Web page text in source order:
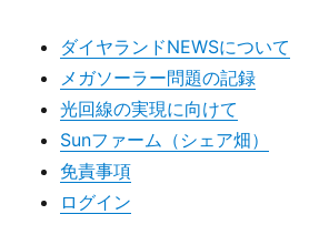
ダイヤランドNEWSについて
メガソーラー問題の記録
光回線の実現に向けて
Sunファーム（シェア畑）
免責事項
ログイン